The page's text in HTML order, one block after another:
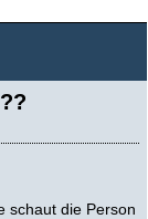
schaut die Person